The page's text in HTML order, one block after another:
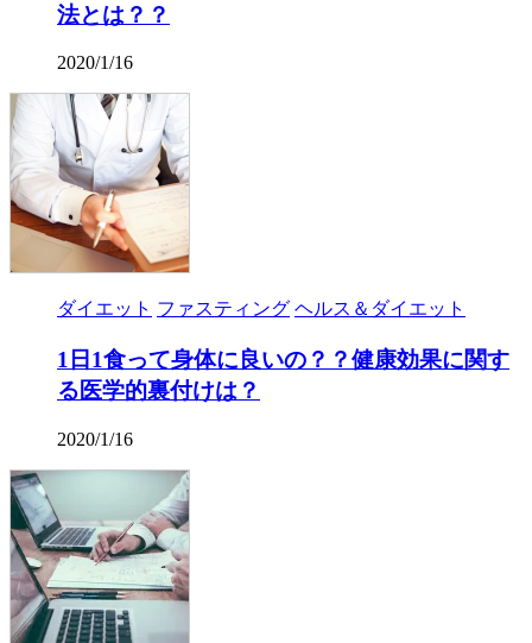
法とは？？
2020/1/16
ダイエット ファスティング ヘルス＆ダイエット
1日1食って身体に良いの？？健康効果に関す
る医学的裏付けは？
2020/1/16